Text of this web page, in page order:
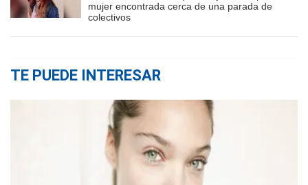
mujer encontrada cerca de una parada de
colectivos
TE PUEDE INTERESAR